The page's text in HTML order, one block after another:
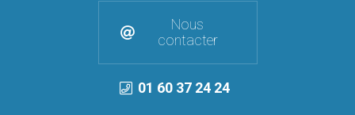
Nous
contacter
01 60 37 24 24